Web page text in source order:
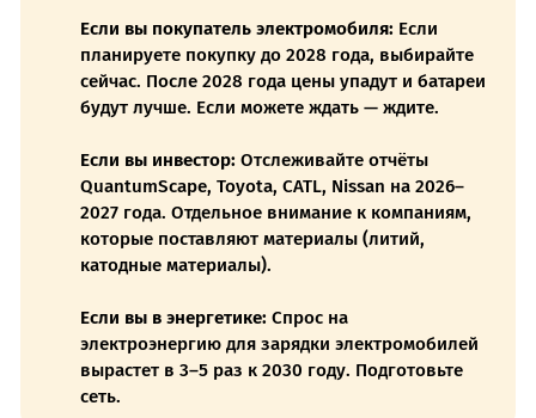
Если вы покупатель электромобиля: Если
планируете покупку до 2028 года, выбирайте
сейчас. После 2028 года цены упадут и батареи
будут лучше. Если можете ждать — ждите.
Если вы инвестор: Отслеживайте отчёты
QuantumScape, Toyota, CATL, Nissan на 2026–
2027 года. Отдельное внимание к компаниям,
которые поставляют материалы (литий,
катодные материалы).
Если вы в энергетике: Спрос на
электроэнергию для зарядки электромобилей
вырастет в 3–5 раз к 2030 году. Подготовьте
сеть.